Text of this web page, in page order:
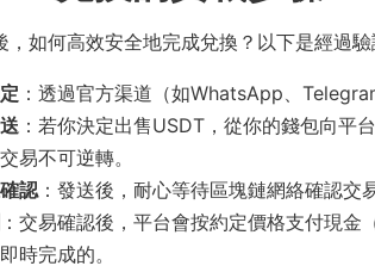
，如何高效安全地完成兌換？以下是經過驗
：透過官方渠道（如WhatsApp、
：若你決定出售USDT，從你的錢包向平
易不可逆轉。
認 ：發送後，耐心等待區塊鏈網絡確認交
：交易確認後，平台會按約定價格支付現
時完成的。